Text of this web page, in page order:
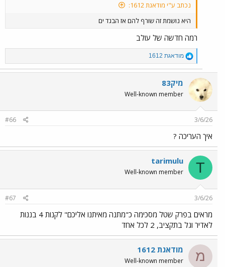
נכתב ע"י מודאגת 1612:
היא נושמת זה שורף להם אז הבגד ים
רמה חדשה של עולב
R
e
a
i
n
מודאגת 1612
מיק83
Well-known member
3/6/26
#66
איך העריכה ?
T
tarimulu
Well-known member
3/6/26
#67
מראים בפרק שטל מסכימה כ"מתנה מאיתנו אליכם" לקנות 4 בננות
לאדיר וגל בתקציב, 2 לכל אחד
מ מודאגת 1612
Well-known member